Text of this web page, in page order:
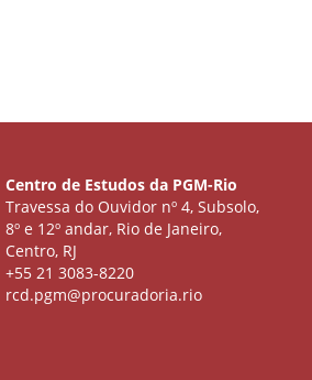
Centro de Estudos da PGM-Rio
Travessa do Ouvidor nº 4, Subsolo,
8º e 12º andar, Rio de Janeiro,
Centro, RJ
+55 21 3083-8220
rcd.pgm@procuradoria.rio